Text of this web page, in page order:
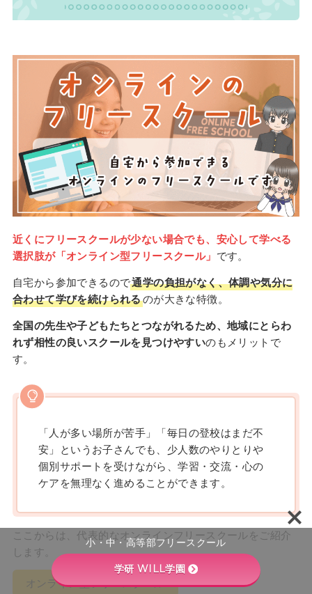
近くにフリースクールが少ない場合でも、安心して学べる
選択肢が「オンライン型フリースクール」 です。
自宅から参加できるので通学の負担がなく、体調や気分に
合わせて学びを続けられるのが大きな特徴。
全国の先生や子どもたちとつながれるため、地域にとらわ
れず相性の良いスクールを見つけやすいのもメリットで
す。
「人が多い場所が苦手」「毎日の登校はまだ不
安」というお子さんでも、少人数のやりとりや
個別サポートを受けながら、学習・交流・心の
ケアを無理なく進めることができます。
ここからは、代表的なオンラインフリースクールをご紹介
します。
オンライン型フリースクール
小・中・高等部フリースクール
学研 WILL学園